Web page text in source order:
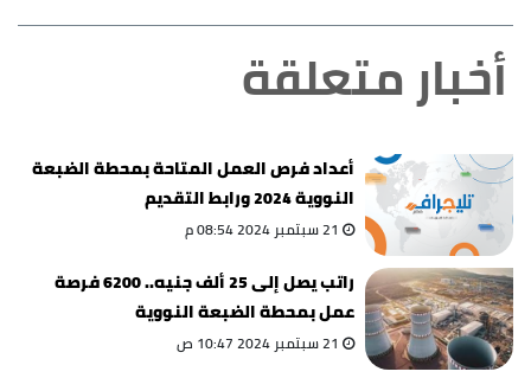
أخبار متعلقة
أعداد فرص العمل المتاحة بمحطة الضبعة
النووية 2024 ورابط التقديم
21 سبتمبر 2024 08:54 م
راتب يصل إلى 25 ألف جنيه.. 6200 فرصة
عمل بمحطة الضبعة النووية
21 سبتمبر 2024 10:47 ص